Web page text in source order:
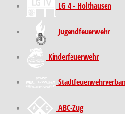
LG 4 - Holthausen
Jugendfeuerwehr
Kinder­feuer­wehr
ABC-Zug